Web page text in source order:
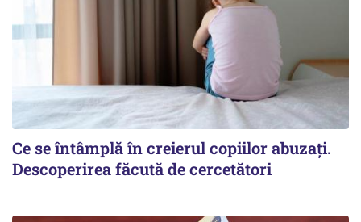
Ce se întâmplă în creierul copiilor abuzați.
Descoperirea făcută de cercetători